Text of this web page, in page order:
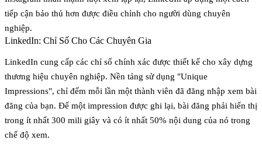
tiếp cận bảo thủ hơn được điều chỉnh cho người dùng chuyên
nghiệp.
LinkedIn: Chỉ Số Cho Các Chuyên Gia
LinkedIn cung cấp các chỉ số chính xác được thiết kế cho xây dựng
thương hiệu chuyên nghiệp. Nền tảng sử dụng "Unique
Impressions", chỉ đếm mỗi lần một thành viên đã đăng nhập xem bài
đăng của bạn. Để một impression được ghi lại, bài đăng phải hiển thị
trong ít nhất 300 mili giây và có ít nhất 50% nội dung của nó trong
chế độ xem.